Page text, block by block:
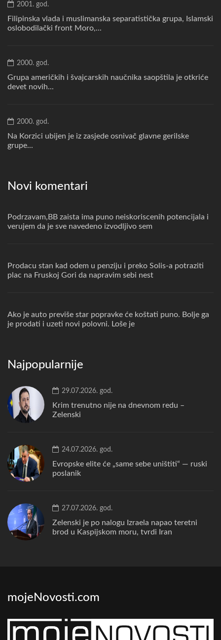
2001. god.
Filipinska vlada i muslimanska separatistička grupa, Islamski
oslobodilački front Moro,...
2000. god.
Grupa američkih i švajcarskih naučnika saopštila je otkriće
devet novih...
2000. god.
Na Korzici ubijen je iz zasjede osnivač glavne gerilske
grupe...
Novi komentari
Podrzavam,BB zaista ima puno neiskoriscenih potencijala i
verujem da je sve navedeno izvodljivo sem
Prodacu stan kad odem u penziju i preko Solis-a potraziti
plac na Fruskoj Gori da napravim sebi nest
Ako je auto previše star popravke će koštati puno. Bolje ga
je prodati i uzeti novi polovni. Loše je
Najpopularnije
29.07.2026. god.
Krim trenutno nije na dnevnom redu –
Zelenski
24.07.2026. god.
Evropske elite će „same sebe uništiti“ — ruski
poslanik
27.07.2026. god.
Zelenski je po nalogu Izraela napao teretni
brod u Kaspijskom moru, tvrdi Iran
mojeNovosti.com